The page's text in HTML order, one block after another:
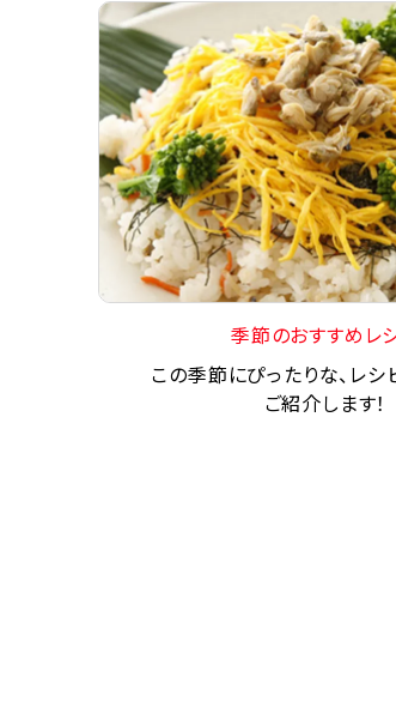
季節のおすすめレ
この季節にぴったりな、レシ
ご紹介します！